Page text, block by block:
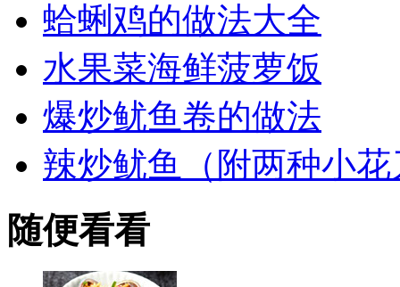
蛤蜊鸡的做法大全
水果菜海鲜菠萝饭
爆炒鱿鱼卷的做法
辣炒鱿鱼（附两种小
随便看看